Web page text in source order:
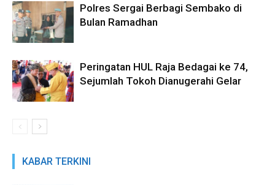
Polres Sergai Berbagi Sembako di
Bulan Ramadhan
Peringatan HUL Raja Bedagai ke 74,
Sejumlah Tokoh Dianugerahi Gelar
KABAR TERKINI